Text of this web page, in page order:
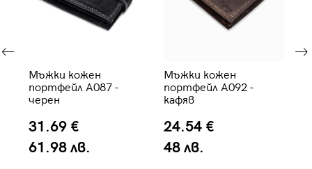
Мъжки кожен
портфейл A087 -
черен
31.69 €
61.98 лв.
Мъжки кожен
портфейл A092 -
кафяв
24.54 €
48 лв.